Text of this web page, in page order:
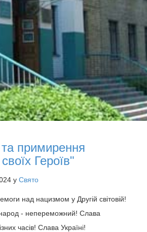
примирення
Героїв"
у Свято
над нацизмом у Другій світовій!
народ - непереможний! Слава
часів! Слава Україні!